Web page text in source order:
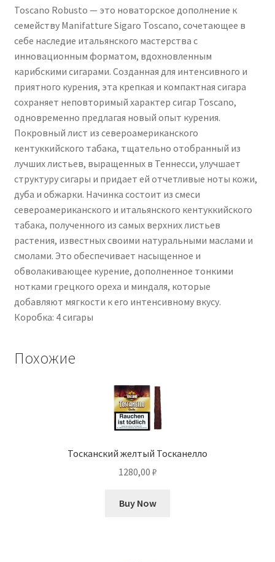
Toscano Robusto — это новаторское дополнение к
семейству Manifatture Sigaro Toscano, сочетающее в
себе наследие итальянского мастерства с
инновационным форматом, вдохновленным
карибскими сигарами. Созданная для интенсивного и
приятного курения, эта крепкая и компактная сигара
сохраняет неповторимый характер сигар Toscano,
одновременно предлагая новый опыт курения.
Покровный лист из североамериканского
кентуккийского табака, тщательно отобранный из
лучших листьев, выращенных в Теннесси, улучшает
структуру сигары и придает ей отчетливые ноты кожи,
дуба и обжарки. Начинка состоит из смеси
североамериканского и итальянского кентуккийского
табака, полученного из самых верхних листьев
растения, известных своими натуральными маслами и
смолами. Это обеспечивает насыщенное и
обволакивающее курение, дополненное тонкими
нотками грецкого ореха и миндаля, которые
добавляют мягкости к его интенсивному вкусу.
Коробка: 4 сигары
Похожие
Тосканский желтый Тосканелло
1280,00 ₽
Buy Now